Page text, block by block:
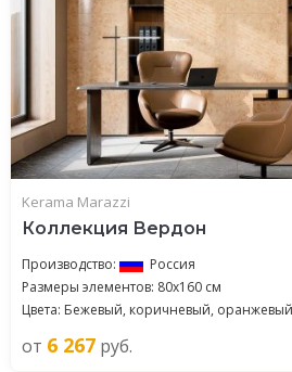
Kerama Marazzi
Коллекция Вердон
Производство:
Россия
Размеры элементов: 80x160 см
Цвета: Бежевый, коричневый, оранжевый
от 6 267 руб.